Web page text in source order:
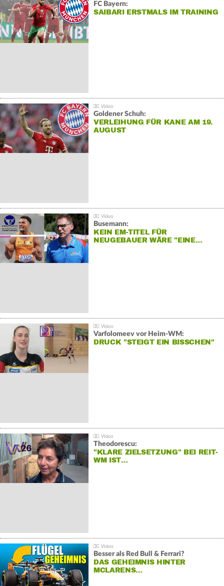
FC Bayern:
SAIBARI ERSTMALS IM TRAINING
Goldener Schuh:
VERLEIHUNG FÜR KANE AM 19.
AUGUST
Busemann:
KEIN EM-TITEL FÜR
NEUGEBAUER WÄRE "EINE…
Varfolomeev vor Heim-WM:
DRUCK "STEIGT EIN BISSCHEN"
Theodorescu:
"KLARE ZIELSETZUNG" BEI REIT-
WM IST…
Besser als Red Bull & Ferrari?
DAS GEHEIMNIS HINTER
MCLARENS…